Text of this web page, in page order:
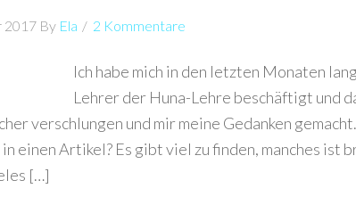
2017 By Ela 2 Kommentare
Ich habe mich in den letzten Monaten
Lehrer der Huna-Lehre beschäftigt und
verschlungen und mir meine Gedanken
einen Artikel? Es gibt viel zu finden, manches ist
[…]